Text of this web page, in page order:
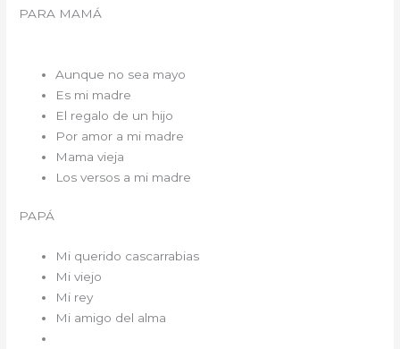
PARA MAMÁ
Aunque no sea mayo
Es mi madre
El regalo de un hijo
Por amor a mi madre
Mama vieja
Los versos a mi madre
PAPÁ
Mi querido cascarrabias
Mi viejo
Mi rey
Mi amigo del alma